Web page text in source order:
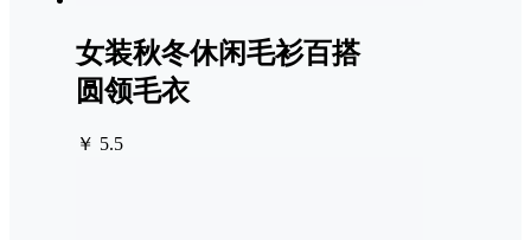
女装秋冬休闲毛衫百搭
圆领毛衣
￥ 5.5